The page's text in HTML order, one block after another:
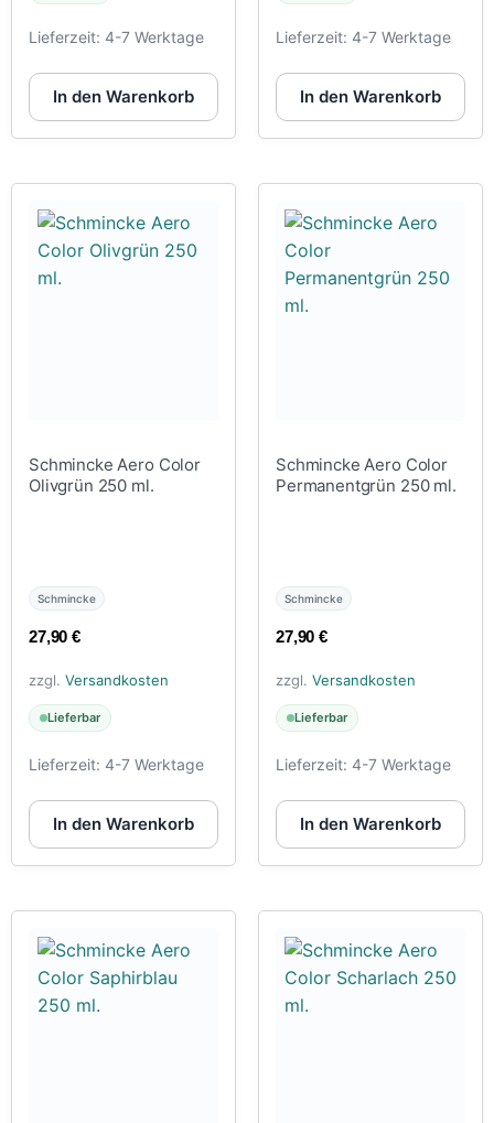
Lieferzeit: 4-7 Werktage
In den Warenkorb
Lieferzeit: 4-7 Werktage
In den Warenkorb
Schmincke Aero Color
Olivgrün 250 ml.
Schmincke
27,90€
zzgl. Versandkosten
Lieferbar
Lieferzeit: 4-7 Werktage
In den Warenkorb
Schmincke Aero Color
Permanentgrün 250 ml.
Schmincke
27,90€
zzgl. Versandkosten
Lieferbar
Lieferzeit: 4-7 Werktage
In den Warenkorb